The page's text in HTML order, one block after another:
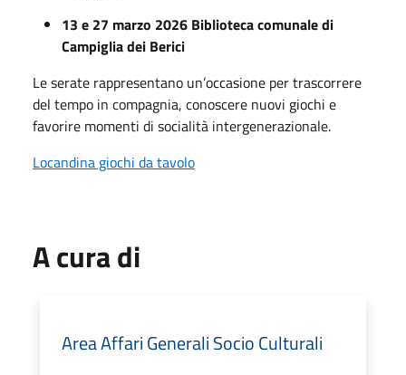
13 e 27 marzo 2026 Biblioteca comunale di
Campiglia dei Berici
Le serate rappresentano un’occasione per trascorrere
del tempo in compagnia, conoscere nuovi giochi e
favorire momenti di socialità intergenerazionale.
Locandina giochi da tavolo
A cura di
Area Affari Generali Socio Culturali